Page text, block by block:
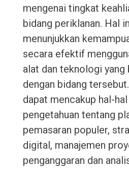
mengenai tingkat
bidang periklanan. Hal
menunjukkan
secara efektif
alat dan teknologi yang
dengan bidang
dapat mencakup hal-
pengetahuan tentang
pemasaran populer,
digital, manajemen
penganggaran dan